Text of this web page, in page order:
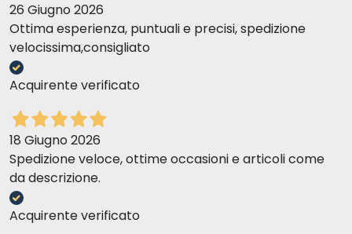
26 Giugno 2026
Ottima esperienza, puntuali e precisi, spedizione
velocissima,consigliato
Acquirente verificato
18 Giugno 2026
Spedizione veloce, ottime occasioni e articoli come
da descrizione.
Acquirente verificato